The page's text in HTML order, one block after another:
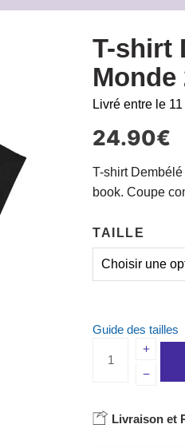
T-shirt
Monde
Livré entre le
24.90€
T-shirt
book. Coupe
TAILLE
Guide des tailles
Livraison et